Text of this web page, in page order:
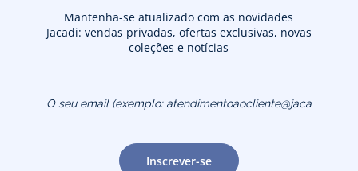
Mantenha-se atualizado com as novidades
Jacadi: vendas privadas, ofertas exclusivas, novas
coleções e notícias
atendimentoaocliente@jacadi.pt)
Inscrever-se